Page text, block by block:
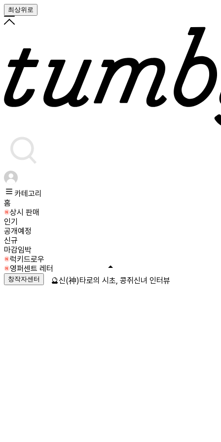
최상위로
카테고리
홈
상시 판매
인기
공개예정
신규
마감임박
럭키드로우
영퍼센트 레터
창작자센터 🔮신(神)타로의 시초, 콩쥐신녀 인터뷰